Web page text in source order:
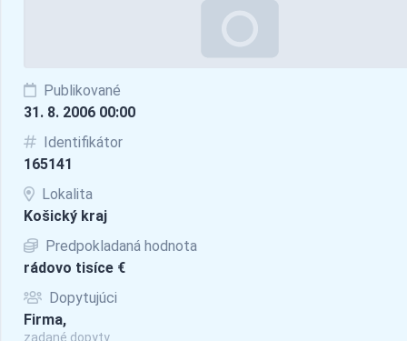
Publikované
31. 8. 2006 00:00
Identifikátor
165141
Lokalita
Košický kraj
Predpokladaná hodnota
rádovo tisíce €
Dopytujúci
Firma,
zadané dopyty